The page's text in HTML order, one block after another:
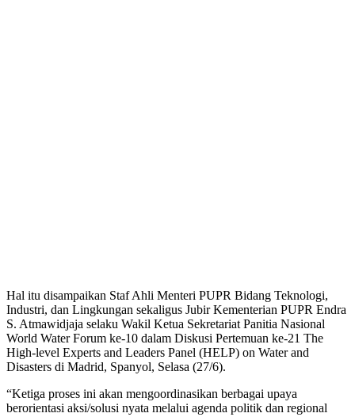
Hal itu disampaikan Staf Ahli Menteri PUPR Bidang Teknologi,
Industri, dan Lingkungan sekaligus Jubir Kementerian PUPR Endra
S. Atmawidjaja selaku Wakil Ketua Sekretariat Panitia Nasional
World Water Forum ke-10 dalam Diskusi Pertemuan ke-21 The
High-level Experts and Leaders Panel (HELP) on Water and
Disasters di Madrid, Spanyol, Selasa (27/6).
“Ketiga proses ini akan mengoordinasikan berbagai upaya
berorientasi aksi/solusi nyata melalui agenda politik dan regional